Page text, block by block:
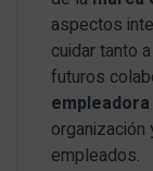
aspectos
cuidar tanto
futuros
empleadora
empleados.